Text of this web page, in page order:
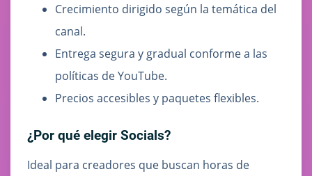
Crecimiento dirigido según la temática del
canal.
Entrega segura y gradual conforme a las
políticas de YouTube.
Precios accesibles y paquetes flexibles.
¿Por qué elegir Socials?
Ideal para creadores que buscan horas de